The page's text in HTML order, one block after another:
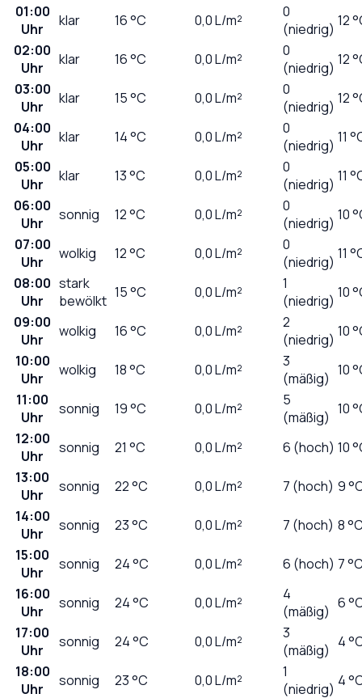
01:00
Uhr
klar 16°C 0,0L/m²
0
(niedrig) 12
02:00
Uhr
klar 16°C 0,0L/m²
0
(niedrig) 12
03:00
Uhr
klar 15°C 0,0L/m²
0
(niedrig) 12
04:00
Uhr
klar 14°C 0,0L/m²
0
(niedrig) 11
05:00
Uhr
klar 13°C 0,0L/m²
0
(niedrig) 11
06:00
Uhr
sonnig 12°C 0,0L/m²
0
(niedrig) 10
07:00
Uhr
wolkig 12°C 0,0L/m²
0
(niedrig) 11
08:00
Uhr
stark
bewölkt 15°C 0,0L/m²
1
(niedrig) 10
09:00
Uhr
wolkig 16°C 0,0L/m²
2
(niedrig) 10
10:00
Uhr
wolkig 18°C 0,0L/m²
3
(mäßig) 10
11:00
Uhr
sonnig 19°C 0,0L/m²
5
(mäßig) 10
12:00
Uhr
sonnig 21 °C 0,0L/m² 6 (hoch) 10
13:00
Uhr
sonnig 22°C 0,0L/m² 7 (hoch) 9
14:00
Uhr
sonnig 23°C 0,0L/m² 7 (hoch) 8
15:00
Uhr
sonnig 24°C 0,0L/m² 6 (hoch) 7
16:00
Uhr
sonnig 24°C 0,0L/m²
4
(mäßig) 6
17:00
Uhr
sonnig 24°C 0,0L/m²
3
(mäßig) 4
18:00
Uhr
sonnig 23°C 0,0L/m²
1
(niedrig) 4